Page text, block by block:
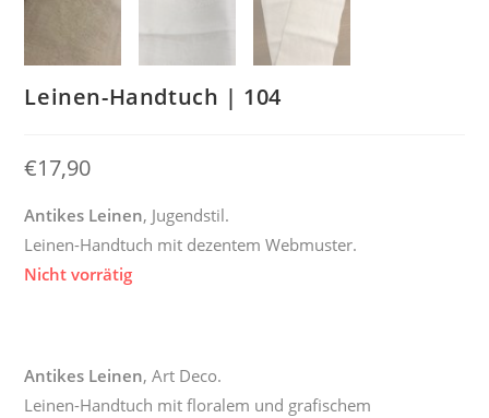
Leinen-Handtuch | 104
€17,90
Antikes Leinen, Jugendstil.
Leinen-Handtuch mit dezentem Webmuster.
Nicht vorrätig
Antikes Leinen, Art Deco.
Leinen-Handtuch mit floralem und grafischem